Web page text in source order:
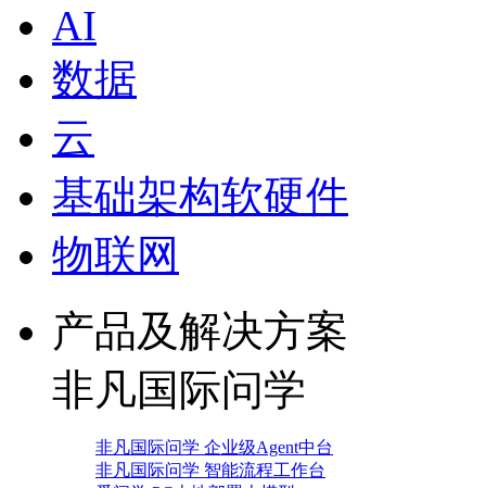
AI
数据
云
基础架构软硬件
物联网
产品及解决方案
非凡国际问学
非凡国际问学 企业级Agent中台
非凡国际问学 智能流程工作台